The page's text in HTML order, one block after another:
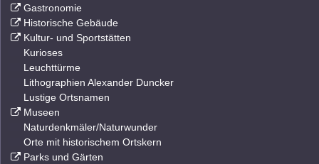
Gastronomie
Historische Gebäude
Kultur- und Sportstätten
Kurioses
Leuchttürme
Lithographien Alexander Duncker
Lustige Ortsnamen
Museen
Naturdenkmäler/Naturwunder
Orte mit historischem Ortskern
Parks und Gärten